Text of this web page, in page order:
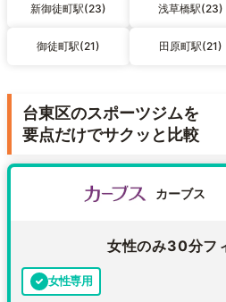
新御徒町駅(23) 浅草橋駅(23)
御徒町駅(21) 田原町駅(21)
台東区のスポーツジムを
要点だけでサクッと比較
カーブス
女性のみ30分フ
女性専用